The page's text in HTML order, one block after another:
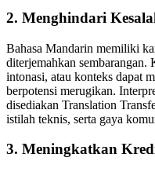
2. Menghindari
Bahasa Mandarin memiliki
diterjemahkan sembarangan.
intonasi, atau konteks dapat
berpotensi merugikan.
disediakan Translation
istilah teknis, serta gaya
3. Meningkatkan